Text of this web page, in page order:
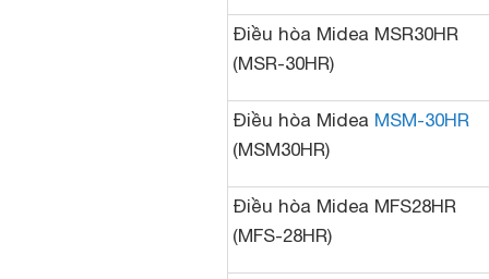
Điều hòa Midea MSR30HR
(MSR-30HR)
Điều hòa Midea MSM-30HR
(MSM30HR)
Điều hòa Midea MFS28HR
(MFS-28HR)